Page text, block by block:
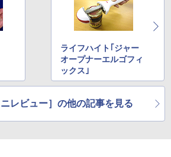
ライフハイト｢ジャー
オープナーエルゴフィ
ックス｣
ニレビュー］の他の記事を見る